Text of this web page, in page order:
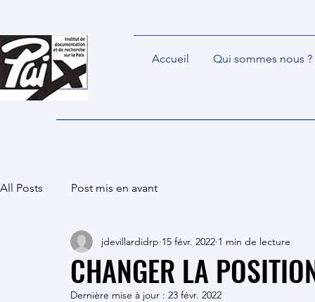
Accueil Qui sommes nous ?
All Posts Post mis en avant
CHANGER LA
jdevillardidrp 15 févr. 2022 1 min de lecture
Dernière mise à jour : 23 févr. 2022